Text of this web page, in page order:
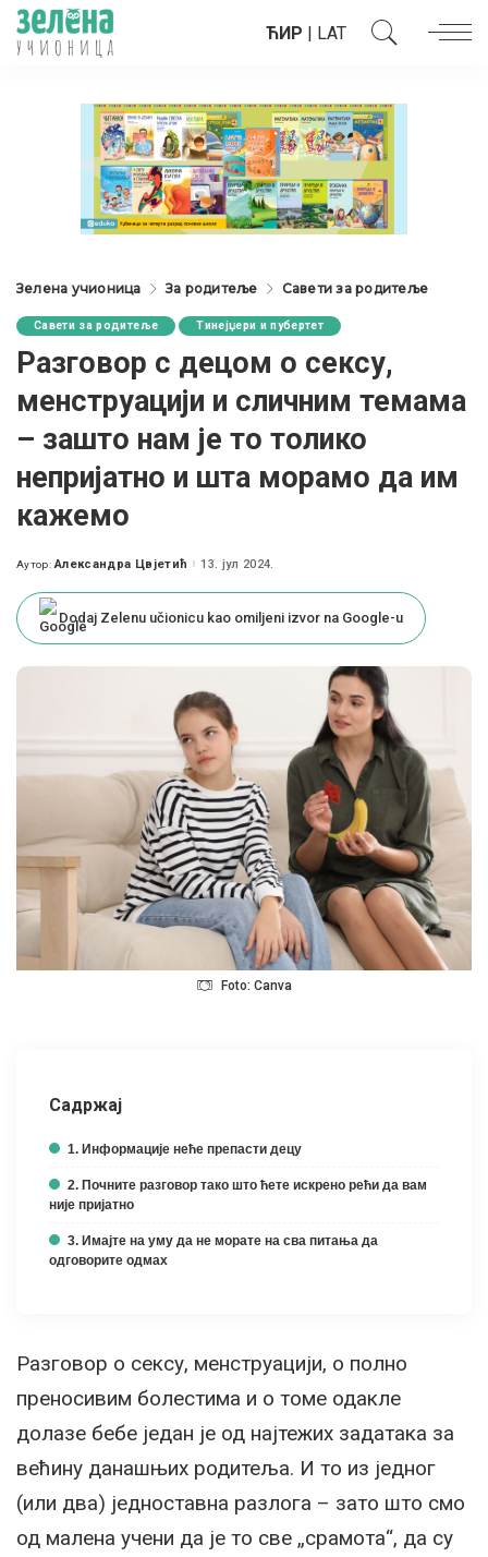
ЋИР | LAT
Зелена учионица За родитеље Савети за родитеље
Савети за родитеље Тинејџери и пубертет
Разговор с децом о сексу,
менструацији и сличним темама
– зашто нам је то толико
непријатно и шта морамо да им
кажемо
Posted
Аутор: Александра Цвјетић 13. јул 2024.
Dodaj Zelenu učionicu kao omiljeni izvor na Google-u
Foto: Canva
Садржај
1. Информације неће препасти децу
2. Почните разговор тако што ћете искрено рећи да вам
није пријатно
3. Имајте на уму да не морате на сва питања да
одговорите одмах
Разговор о сексу, менструацији, о полно
преносивим болестима и о томе одакле
долазе бебе један је од најтежих задатака за
већину данашњих родитеља. И то из једног
(или два) једноставна разлога – зато што смо
од малена учени да је то све „срамота“, да су